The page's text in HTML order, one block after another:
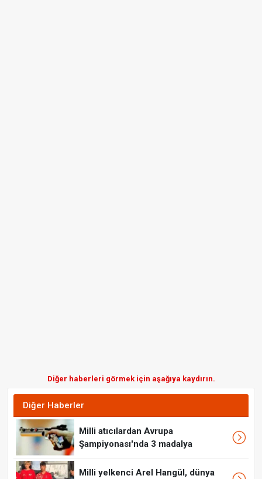
Diğer haberleri görmek için aşağıya kaydırın.
Diğer Haberler
Milli atıcılardan Avrupa
Şampiyonası'nda 3 madalya
Milli yelkenci Arel Hangül, dünya